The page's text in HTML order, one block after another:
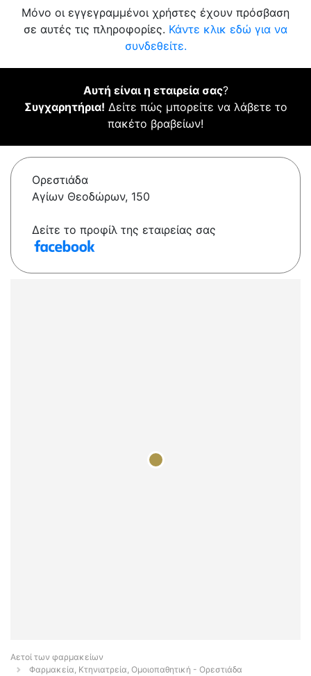
Μόνο οι εγγεγραμμένοι χρήστες έχουν πρόσβαση
σε αυτές τις πληροφορίες. Κάντε κλικ εδώ για να
συνδεθείτε.
Αυτή είναι η εταιρεία σας?
Συγχαρητήρια! Δείτε πώς μπορείτε να λάβετε το
πακέτο βραβείων!
Ορεστιάδα
Αγίων Θεοδώρων, 150
Δείτε το προφίλ της εταιρείας σας
Αετοί των φαρμακείων
Φαρμακεία, Κτηνιατρεία, Ομοιοπαθητική - Ορεστιάδα